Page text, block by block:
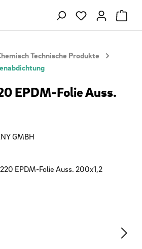
Du hast 0
Technische Produkte
EPDM-Folie Auss.
GMBH